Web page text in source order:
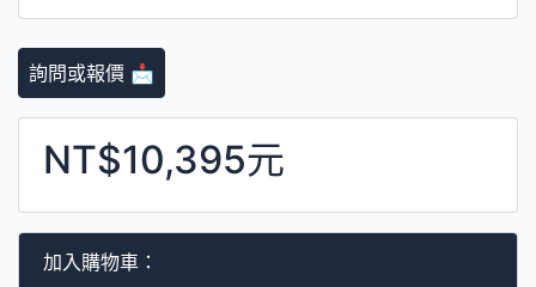
詢問或報價 📩
NT$10,395元
加入購物車：